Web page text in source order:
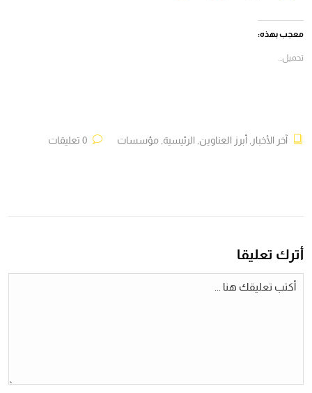
(فتح
في
نافذة
معجب بهذه:
تحميل...
آخر الأخبار , أبرز العناوين, الرئيسية, مؤسسات
أترك تعليقا